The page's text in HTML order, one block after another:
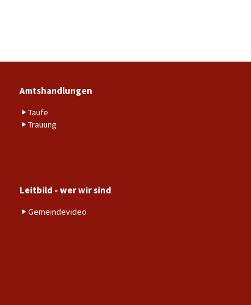
Amtshandlungen
Taufe
Trauung
Leitbild - wer wir sind
Gemeindevideo